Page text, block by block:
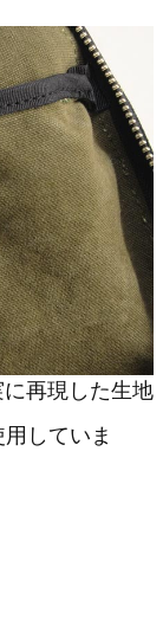
再現した生地
していま